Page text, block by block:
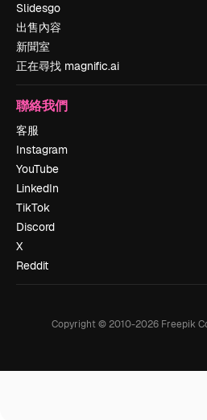
Slidesgo
出售內容
新聞室
正在尋找 magnific.ai
聯絡我們
客服
Instagram
YouTube
LinkedIn
TikTok
Discord
X
Reddit
Copyright © 2010-2026 Freepik